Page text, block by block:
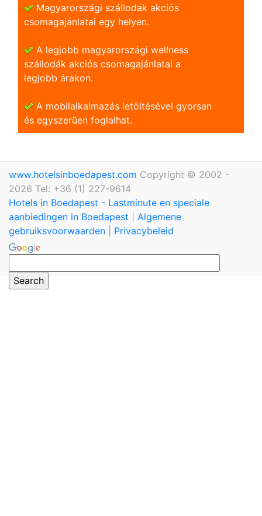
Magyarországi szállodák akciós
csomagajánlatai egy helyen.
A legjobb magyarországi wellness
szállodák akciós csomagajánlatai a
legjobb árakon.
A mobilalkalmazás letöltésével gyorsan
és egyszerũen foglalhat.
www.hotelsinboedapest.com Copyright © 2002 -
2026 Tel: +36 (1) 227-9614
Hotels in Boedapest - Lastminute en speciale
aanbiedingen in Boedapest
Algemene
gebruiksvoorwaarden
Privacybeleid